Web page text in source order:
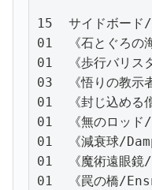
15  サイドボー
01  《石とぐろ
01  《歩行バリ
03  《悟りの教
01  《封じ込め
01  《無のロッド
01  《減衰球/
01  《魔術遠眼
01  《罠の橋/